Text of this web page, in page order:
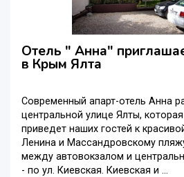
Отель " Анна"
в Крым Ялта
Современный апарт-отель Анна
центральной улице Ялты,
приведет наших гостей к
Ленина и Массандровскому
между автовокзалом и
- по ул. Киевская. Киевская и ...